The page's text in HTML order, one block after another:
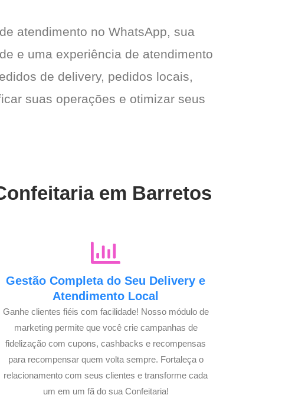
atendimento no WhatsApp, sua
e uma experiência de atendimento
de delivery, pedidos locais,
suas operações e otimizar seus
em Barretos
Gestão Completa do Seu Delivery e
Atendimento Local
Ganhe clientes fiéis com facilidade! Nosso módulo de
marketing permite que você crie campanhas de
fidelização com cupons, cashbacks e recompensas
para recompensar quem volta sempre. Fortaleça o
relacionamento com seus clientes e transforme cada
um em um fã do sua Confeitaria!